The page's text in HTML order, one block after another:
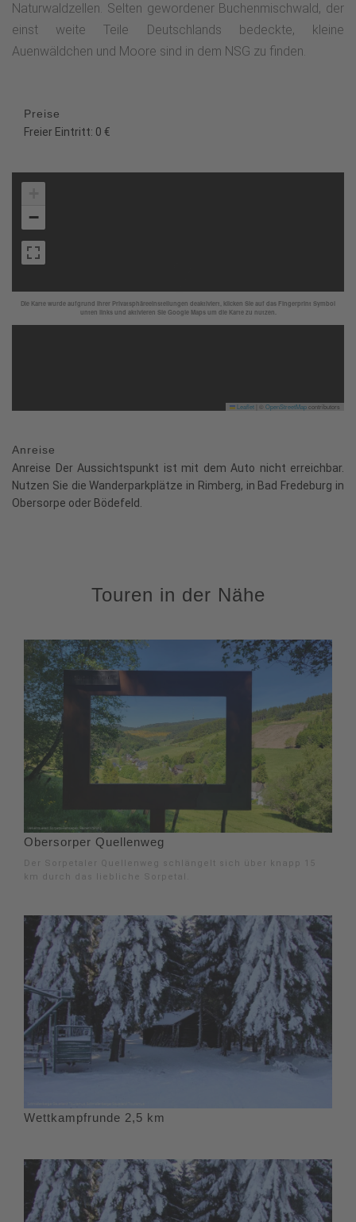
Naturwaldzellen. Selten gewordener Buchenmischwald, der
einst weite Teile Deutschlands bedeckte, kleine
Auenwäldchen und Moore sind in dem NSG zu finden.
Preise
Freier Eintritt: 0 €
Die Karte wurde aufgrund Ihrer Privatsphäreeinstellungen deaktiviert, klicken Sie auf das Fingerprint Symbol
unten links und aktivieren Sie Google Maps um die Karte zu nutzen.
−
Leaflet OpenStreetMapcontributors
Anreise
Anreise Der Aussichtspunkt ist mit dem Auto nicht erreichbar.
Nutzen Sie die Wanderparkplätze in Rimberg, in Bad Fredeburg in
Obersorpe oder Bödefeld.
Touren in der Nähe
Obersorper Quellenweg
Der Sorpetaler Quellenweg schlängelt sich über knapp 15
km durch das liebliche Sorpetal.
Wettkampfrunde 2,5 km